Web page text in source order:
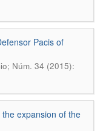
Pacis of
Núm. 34 (2015):
expansion of the